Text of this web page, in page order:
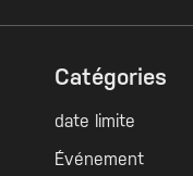
Catégories
date limite
Événement